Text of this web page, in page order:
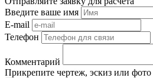
Введите ваше имя
E-mail
Телефон
Комментарий
Прикрепите чертеж, эскиз или фото